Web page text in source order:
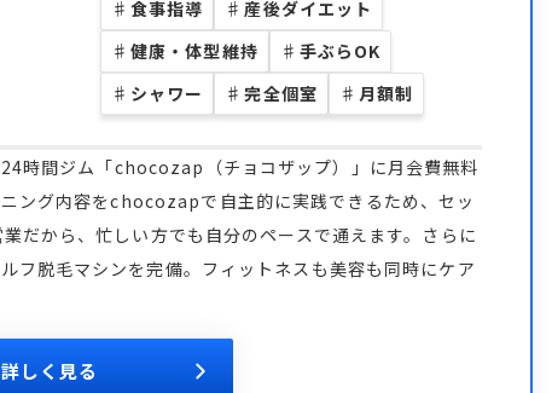
♯ 食事指導 ♯ 産後ダイエット
♯ 健康・体型維持 ♯ 手ぶらOK
♯ シャワー ♯ 完全個室 ♯ 月額制
時間ジム「chocozap（チョコザップ）」に月会費無料
ング内容をchocozapで自主的に実践できるため、セッ
だから、忙しい方でも自分のペースで通えます。さらに
フ脱毛マシンを完備。フィットネスも美容も同時にケア
詳しく見る